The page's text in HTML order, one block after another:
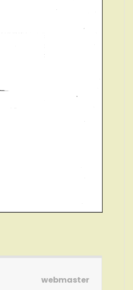
webmaster